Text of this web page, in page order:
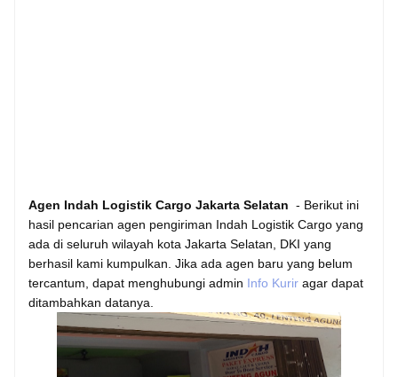
Agen Indah Logistik Cargo Jakarta Selatan - Berikut ini
hasil pencarian agen pengiriman Indah Logistik Cargo yang
ada di seluruh wilayah kota Jakarta Selatan, DKI yang
berhasil kami kumpulkan. Jika ada agen baru yang belum
tercantum, dapat menghubungi admin Info Kurir agar dapat
ditambahkan datanya.